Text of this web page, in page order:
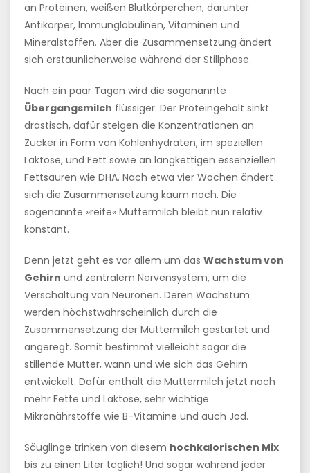
an Proteinen, weißen Blutkörperchen, darunter
Antikörper, Immunglobulinen, Vitaminen und
Mineralstoffen. Aber die Zusammensetzung ändert
sich erstaunlicherweise während der Stillphase.
Nach ein paar Tagen wird die sogenannte
Übergangsmilch flüssiger. Der Proteingehalt sinkt
drastisch, dafür steigen die Konzentrationen an
Zucker in Form von Kohlenhydraten, im speziellen
Laktose, und Fett sowie an langkettigen essenziellen
Fettsäuren wie DHA. Nach etwa vier Wochen ändert
sich die Zusammensetzung kaum noch. Die
sogenannte »reife« Muttermilch bleibt nun relativ
konstant.
Denn jetzt geht es vor allem um das Wachstum von
Gehirn und zentralem Nervensystem, um die
Verschaltung von Neuronen. Deren Wachstum
werden höchstwahrscheinlich durch die
Zusammensetzung der Muttermilch gestartet und
angeregt. Somit bestimmt vielleicht sogar die
stillende Mutter, wann und wie sich das Gehirn
entwickelt. Dafür enthält die Muttermilch jetzt noch
mehr Fette und Laktose, sehr wichtige
Mikronährstoffe wie B-Vitamine und auch Jod.
Säuglinge trinken von diesem hochkalorischen Mix
bis zu einen Liter täglich! Und sogar während jeder